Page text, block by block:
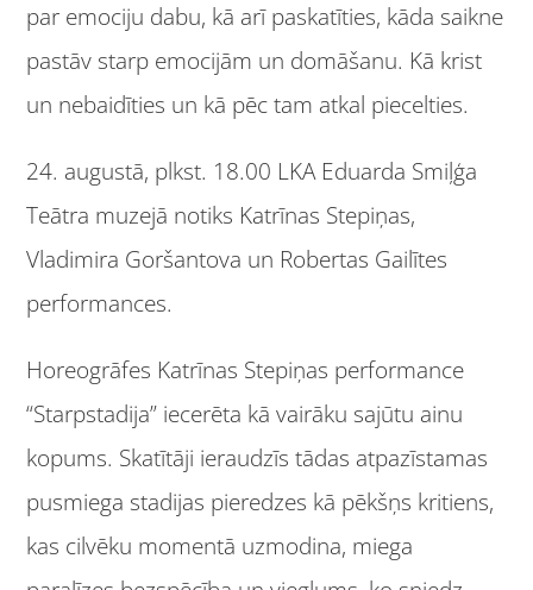
par emociju dabu, kā arī paskatīties, kāda saikne
pastāv starp emocijām un domāšanu. Kā krist
un nebaidīties un kā pēc tam atkal piecelties.
24. augustā, plkst. 18.00 LKA Eduarda Smiļģa
Teātra muzejā notiks Katrīnas Stepiņas,
Vladimira Goršantova un Robertas Gailītes
performances.
Horeogrāfes Katrīnas Stepiņas performance
“Starpstadija” iecerēta kā vairāku sajūtu ainu
kopums. Skatītāji ieraudzīs tādas atpazīstamas
pusmiega stadijas pieredzes kā pēkšņs kritiens,
kas cilvēku momentā uzmodina, miega